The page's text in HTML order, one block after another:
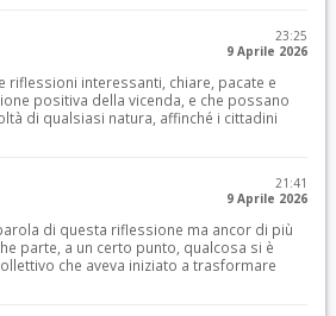
23:25
9 Aprile 2026
riflessioni interessanti, chiare, pacate e
positiva della vicenda, e che possano
di qualsiasi natura, affinché i cittadini
21:41
9 Aprile 2026
di questa riflessione ma ancor di più
parte, a un certo punto, qualcosa si è
che aveva iniziato a trasformare